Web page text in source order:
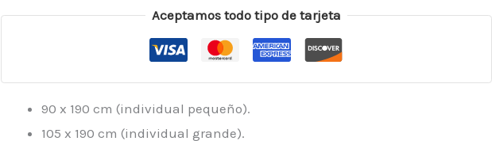
Aceptamos todo tipo de tarjeta
90 x 190 cm (individual pequeño).
105 x 190 cm (individual grande).